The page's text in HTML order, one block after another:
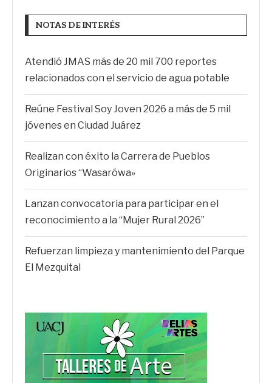
NOTAS DE INTERÉS
Atendió JMAS más de 20 mil 700 reportes
relacionados con el servicio de agua potable
Reúne Festival Soy Joven 2026 a más de 5 mil
jóvenes en Ciudad Juárez
Realizan con éxito la Carrera de Pueblos
Originarios “Wasarówa»
Lanzan convocatoria para participar en el
reconocimiento a la “Mujer Rural 2026”
Refuerzan limpieza y mantenimiento del Parque
El Mezquital